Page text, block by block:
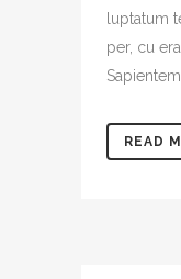
luptatum
per, cu
READ